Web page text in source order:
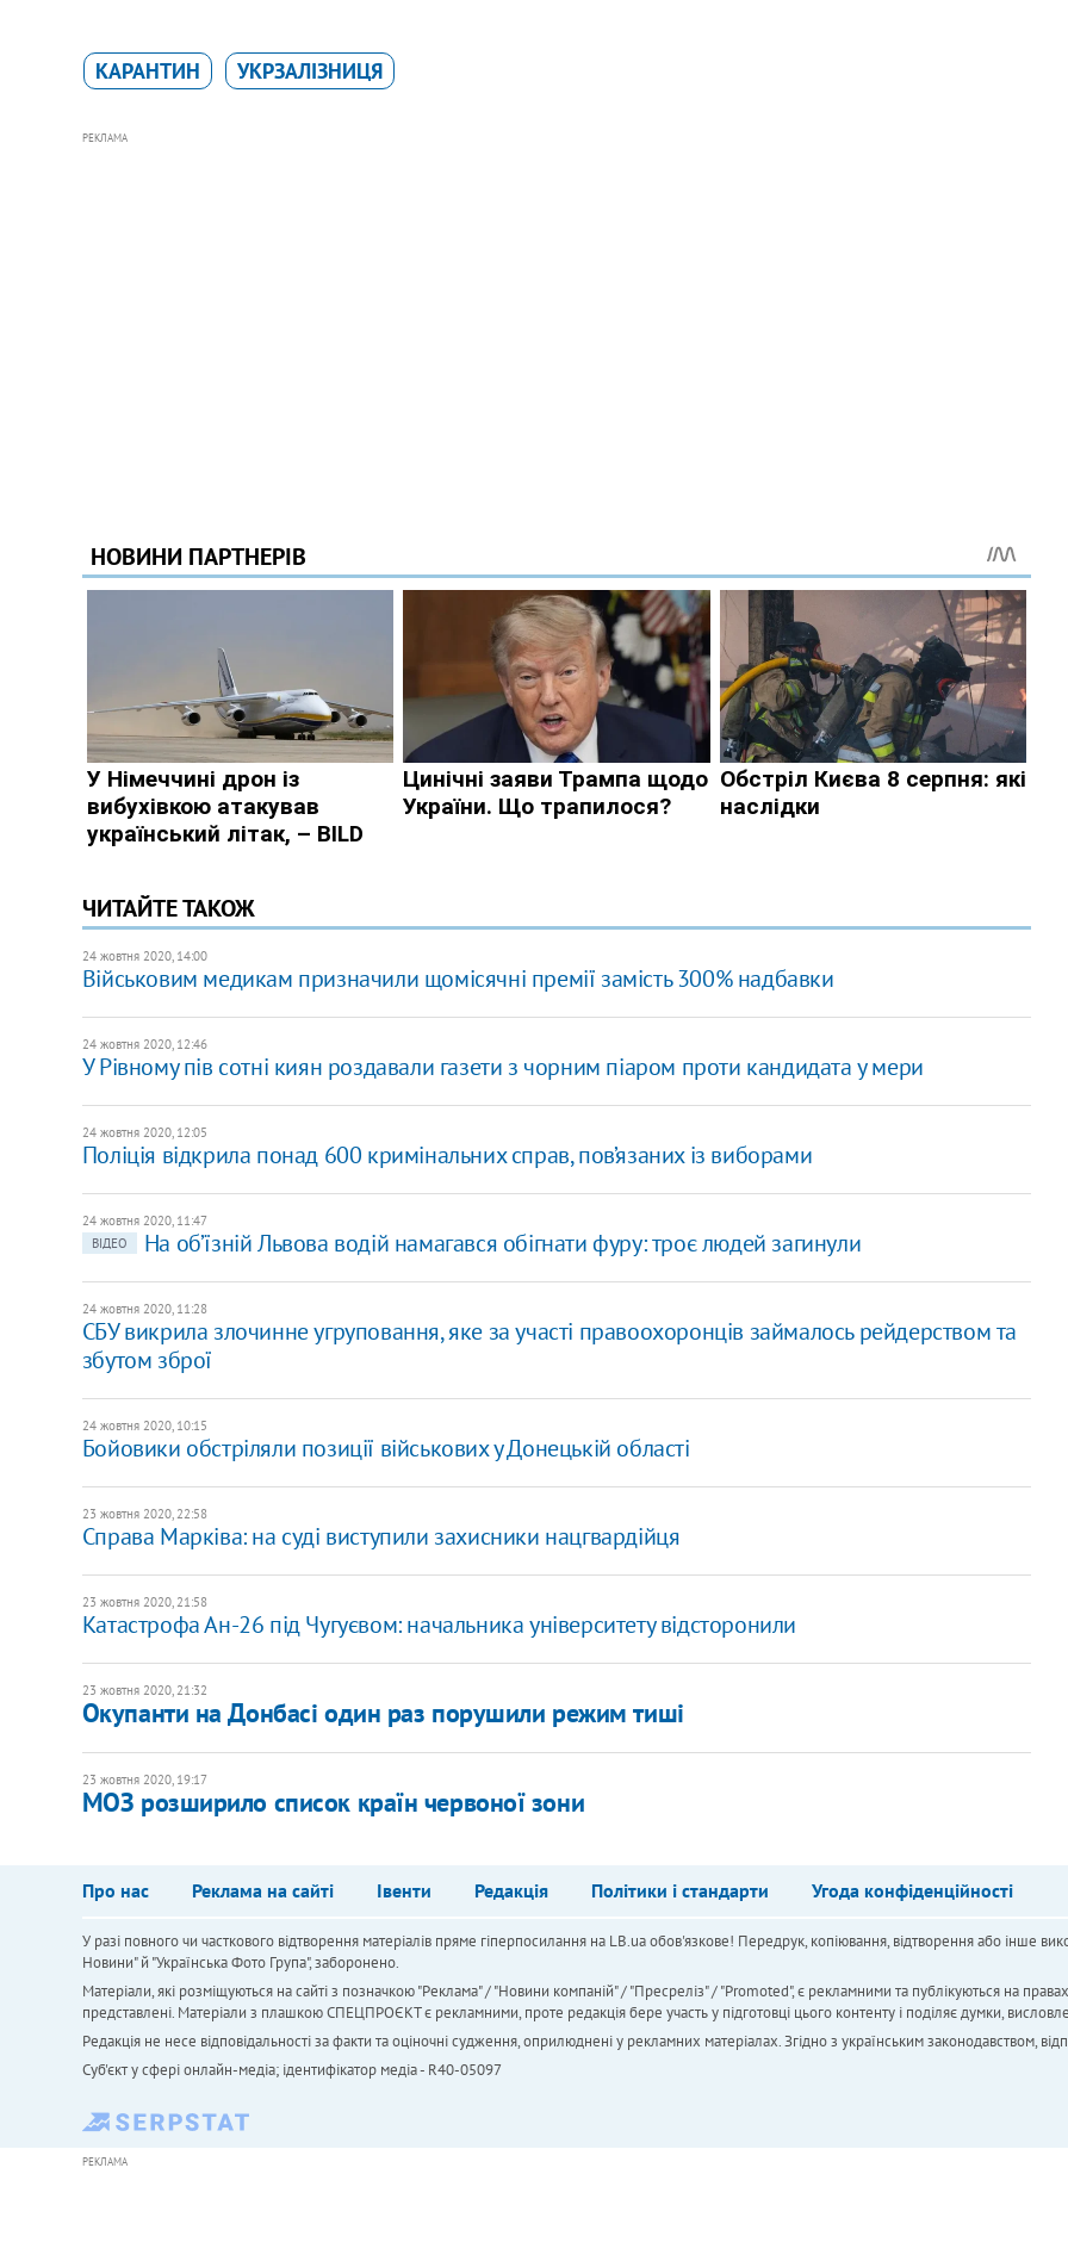
КАРАНТИН УКРЗАЛІЗНИЦЯ
РЕКЛАМА
ЧИТАЙТЕ ТАКОЖ
24 жовтня 2020, 14:00
Військовим медикам призначили щомісячні премії замість 300% надбавки
24 жовтня 2020, 12:46
У Рівному пів сотні киян роздавали газети з чорним піаром проти кандидата у мери
24 жовтня 2020, 12:05
Поліція відкрила понад 600 кримінальних справ, пов’язаних із виборами
24 жовтня 2020, 11:47
ВІДЕО
На об’їзній Львова водій намагався обігнати фуру: троє людей загинули
24 жовтня 2020, 11:28
СБУ викрила злочинне угруповання, яке за участі правоохоронців займалось рейдерством та
збутом зброї
24 жовтня 2020, 10:15
Бойовики обстріляли позиції військових у Донецькій області
23 жовтня 2020, 22:58
Справа Марківа: на суді виступили захисники нацгвардійця
23 жовтня 2020, 21:58
Катастрофа Ан-26 під Чугуєвом: начальника університету відсторонили
23 жовтня 2020, 21:32
Окупанти на Донбасі один раз порушили режим тиші
23 жовтня 2020, 19:17
МОЗ розширило список країн червоної зони
Про нас Реклама на сайті Івенти Редакція Політики і стандарти Угода конфіденційності
У разі повного чи часткового відтворення матеріалів пряме гіперпосилання на LB.ua обов'язкове! Передрук, копіювання, відтворення або інше
Новини" й "Українська Фото Група", заборонено.
Матеріали, які розміщуються на сайті з позначкою "Реклама" / "Новини компаній" / "Пресреліз" / "Promoted", є рекламними та публікуються на
представлені. Матеріали з плашкою СПЕЦПРОЄКТ є рекламними, проте редакція бере участь у підготовці цього контенту і поділяє думки,
Редакція не несе відповідальності за факти та оціночні судження, оприлюднені у рекламних матеріалах. Згідно з українським законодавством,
Cуб'єкт у сфері онлайн-медіа; ідентифікатор медіа - R40-05097
РЕКЛАМА